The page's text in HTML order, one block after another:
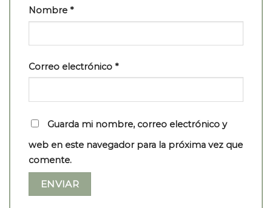
Nombre *
Correo electrónico *
Guarda mi nombre, correo electrónico y
web en este navegador para la próxima vez que
comente.